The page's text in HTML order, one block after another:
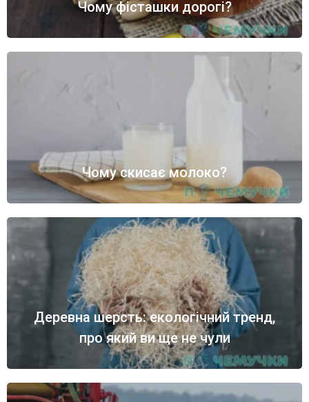
Чому фісташки дорогі?
Чому скисає молоко?
Деревна шерсть: екологічний тренд,
про який ви ще не чули